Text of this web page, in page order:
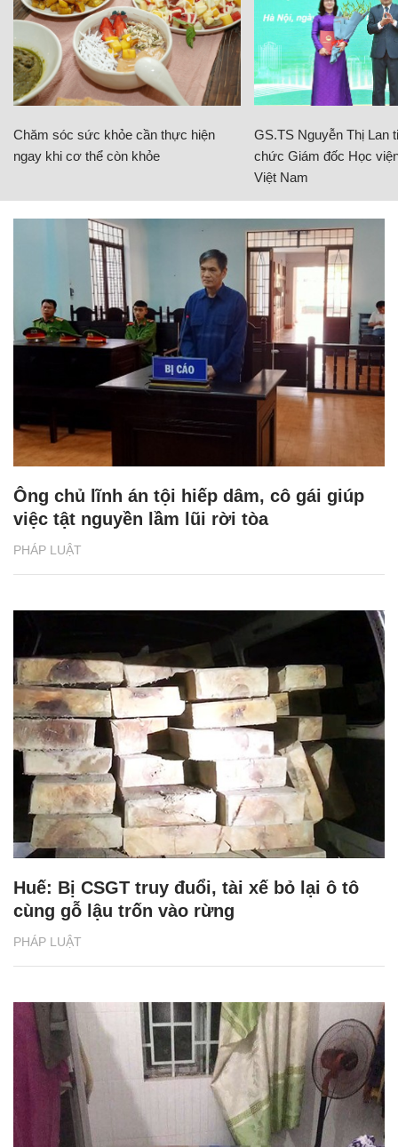
Chăm sóc sức khỏe cần thực hiện
ngay khi cơ thể còn khỏe
GS.TS Nguyễn Thị Lan
chức Giám đốc Học
Việt Nam
PHÁP LUẬT
Ông chủ lĩnh án tội hiếp dâm, cô gái giúp
việc tật nguyền lầm lũi rời tòa
PHÁP LUẬT
Huế: Bị CSGT truy đuổi, tài xế bỏ lại ô tô
cùng gỗ lậu trốn vào rừng